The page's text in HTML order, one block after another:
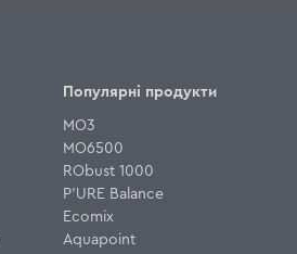
Популярні продукти
MO3
MO6500
RObust 1000
P'URE Balance
Ecomix
Aquapoint